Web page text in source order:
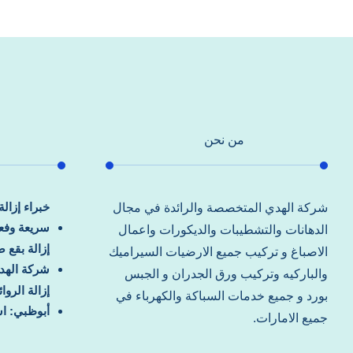
من نحن
شركة الهدي المتخصصة والرائدة في مجال
الدهانات والتشطيبات والديكورات واعمال
الاصباغ و تركيب جميع الارضيات السيراميك
والباركيه وتركيب ورق الجدران و الجبس
بورد و جميع خدمات السباكة والكهرباء في
جميع الامارات.
خبراء
سريعة
إزالة
شركة
إزالة
أبوظبي: